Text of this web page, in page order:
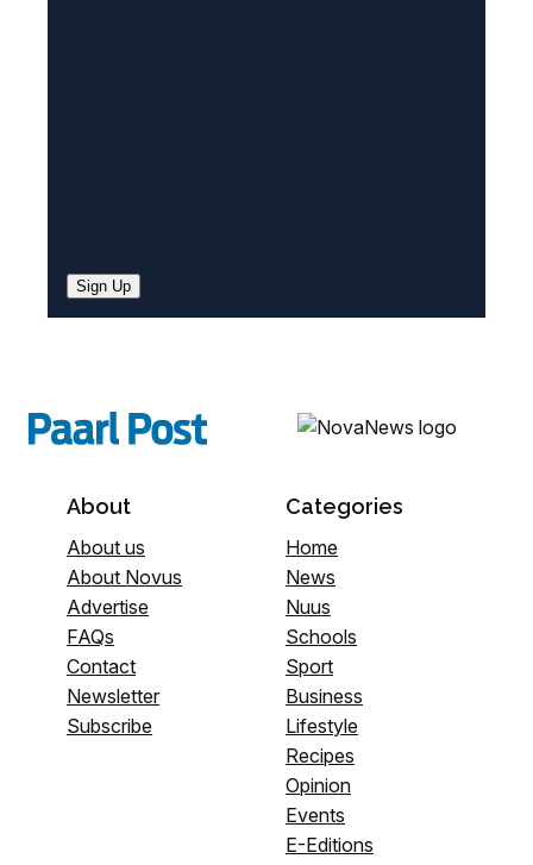
Sign Up
About
About us
About Novus
Advertise
FAQs
Contact
Newsletter
Subscribe
Categories
Home
News
Nuus
Schools
Sport
Business
Lifestyle
Recipes
Opinion
Events
E-Editions